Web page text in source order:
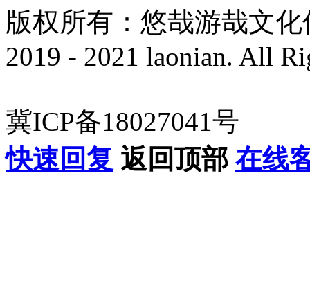
版权所有：悠哉游哉文
2019 - 2021 laonian. All
冀ICP备18027041号
快速回复 返回顶部 在线